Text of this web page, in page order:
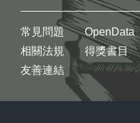
常見問題
相關法規
友善連結
OpenData
得獎書目